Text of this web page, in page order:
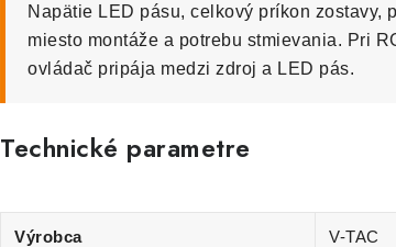
Napätie LED pásu, celkový príkon zostavy,
miesto montáže a potrebu stmievania. Pri
ovládač pripája medzi zdroj a LED pás.
Technické parametre
Výrobca V-TAC